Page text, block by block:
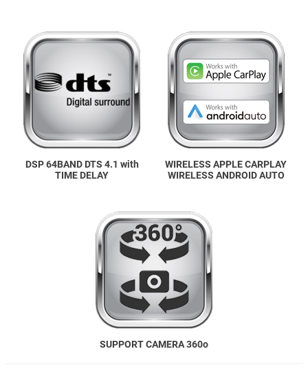
DSP 64BAND DTS 4.1 with
TIME DELAY
WIRELESS APPLE CARPLAY
WIRELESS ANDROID AUTO
SUPPORT CAMERA 360o